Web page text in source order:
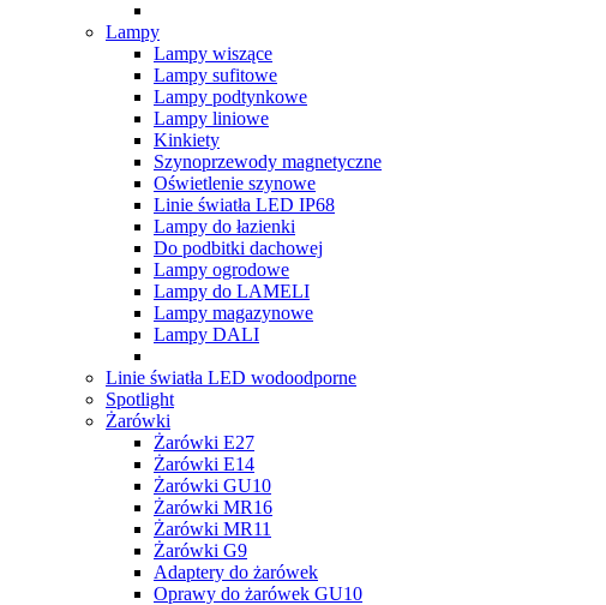
Lampy
Lampy wiszące
Lampy sufitowe
Lampy podtynkowe
Lampy liniowe
Kinkiety
Szynoprzewody magnetyczne
Oświetlenie szynowe
Linie światła LED IP68
Lampy do łazienki
Do podbitki dachowej
Lampy ogrodowe
Lampy do LAMELI
Lampy magazynowe
Lampy DALI
Linie światła LED wodoodporne
Spotlight
Żarówki
Żarówki E27
Żarówki E14
Żarówki GU10
Żarówki MR16
Żarówki MR11
Żarówki G9
Adaptery do żarówek
Oprawy do żarówek GU10